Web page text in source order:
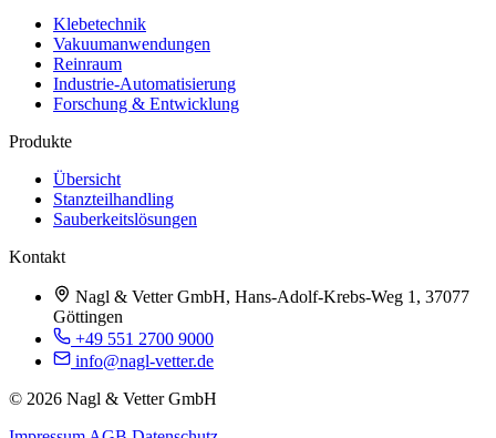
Klebetechnik
Vakuumanwendungen
Reinraum
Industrie-Automatisierung
Forschung & Entwicklung
Produkte
Übersicht
Stanzteilhandling
Sauberkeitslösungen
Kontakt
Nagl & Vetter GmbH, Hans-Adolf-Krebs-Weg 1, 37077
Göttingen
+49 551 2700 9000
info@nagl-vetter.de
© 2026 Nagl & Vetter GmbH